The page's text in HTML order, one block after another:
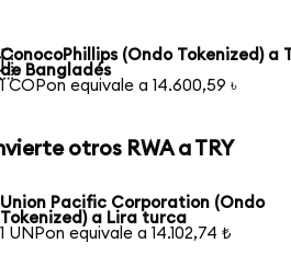
ConocoPhillips (Ondo Tokenized) a
de Bangladés
1 COPon equivale a 14.600,59 ৳
otros RWA a TRY
Union Pacific Corporation (Ondo
Tokenized) a Lira turca
1 UNPon equivale a 14.102,74 ₺